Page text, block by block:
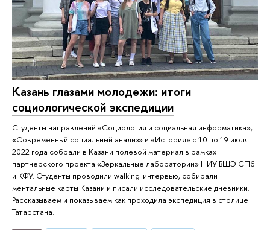
Казань глазами молодежи: итоги
социологической экспедиции
Студенты направлений «Социология и социальная информатика»,
«Современный социальный анализ» и «История» с 10 по 19 июля
2022 года собрали в Казани полевой материал в рамках
партнерского проекта «Зеркальные лаборатории» НИУ ВШЭ СПб
и КФУ. Студенты проводили walking-интервью, собирали
ментальные карты Казани и писали исследовательские дневники.
Рассказываем и показываем как проходила экспедиция в столице
Татарстана.